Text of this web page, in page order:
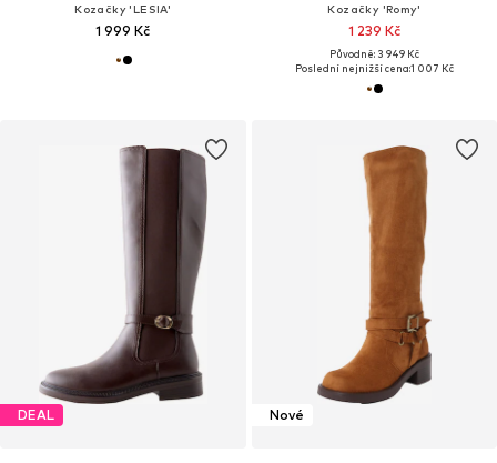
Kozačky 'LESIA'
1 999 Kč
Kozačky 'Romy'
1 239 Kč
Původně: 3 949 Kč
Poslední nejnižší cena:1 007 Kč
DEAL Nové